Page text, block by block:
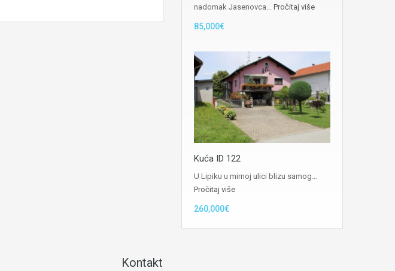
nadomak Jasenovca… Pročitaj više
85,000€
Kuća ID 122
U Lipiku u mirnoj ulici blizu samog…
Pročitaj više
260,000€
Kontakt